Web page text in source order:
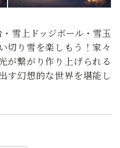
雪上ドッジボール・雪玉
切り雪を楽しもう！家々
が繋がり作り上げられる
す幻想的な世界を堪能し